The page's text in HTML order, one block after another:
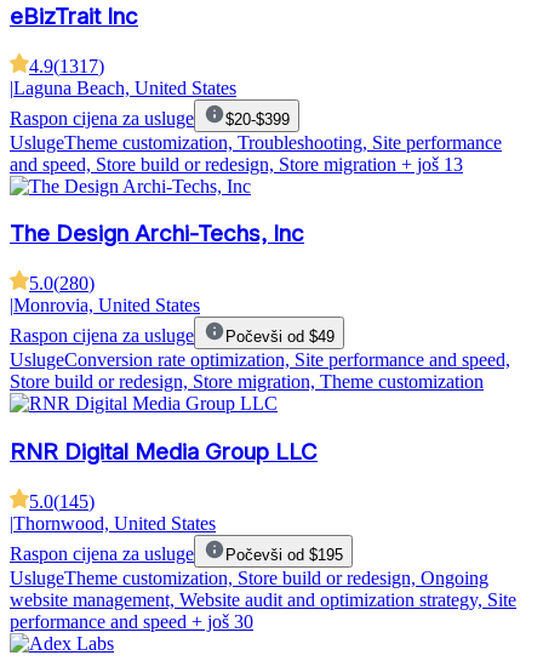
eBizTrait Inc
4.9(1317)
|Laguna Beach, United States
Raspon cijena za usluge
$20-$399
UslugeTheme customization, Troubleshooting, Site performance
and speed, Store build or redesign, Store migration + još 13
The Design Archi-Techs, Inc
5.0(280)
|Monrovia, United States
Raspon cijena za usluge
Počevši od $49
UslugeConversion rate optimization, Site performance and speed,
Store build or redesign, Store migration, Theme customization
RNR Digital Media Group LLC
5.0(145)
|Thornwood, United States
Raspon cijena za usluge
Počevši od $195
UslugeTheme customization, Store build or redesign, Ongoing
website management, Website audit and optimization strategy, Site
performance and speed + još 30